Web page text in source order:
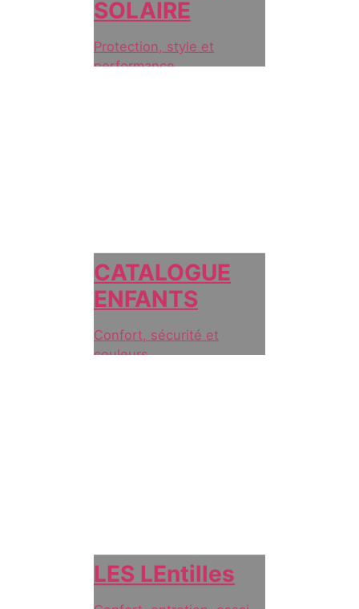
SOLAIRE
Protection, style et
performance
CATALOGUE
ENFANTS
Confort, sécurité et
couleurs
LES LEntilles